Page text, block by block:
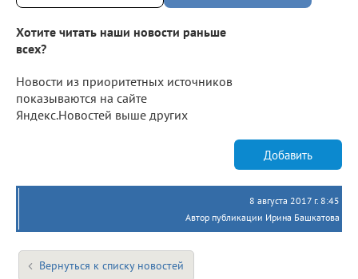
Хотите читать наши новости раньше
всех?
Новости из приоритетных источников
показываются на сайте
Яндекс.Новостей выше других
Добавить
8 августа 2017 г. 8:45
Автор публикации Ирина Башкатова
Вернуться к списку новостей